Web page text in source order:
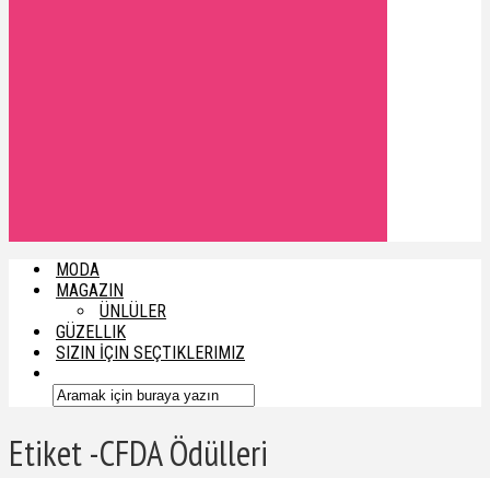
MODA
MAGAZIN
ÜNLÜLER
GÜZELLIK
SIZIN İÇIN SEÇTIKLERIMIZ
Etiket -CFDA Ödülleri